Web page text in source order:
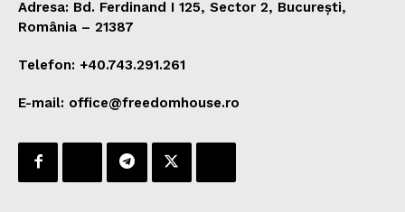
Adresa: Bd. Ferdinand I 125, Sector 2, București,
România – 21387
Telefon: +40.743.291.261
E-mail: office@freedomhouse.ro